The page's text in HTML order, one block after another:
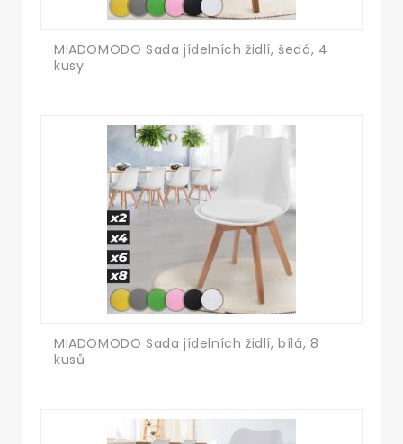
MIADOMODO Sada jídelních židlí, šedá, 4
kusy
MIADOMODO Sada jídelních židlí, bílá, 8
kusů